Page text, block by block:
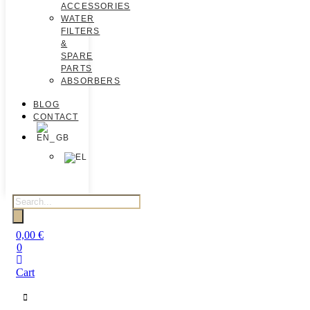
ACCESSORIES
WATER
FILTERS
&
SPARE
PARTS
ABSORBERS
BLOG
CONTACT
0,00 €
0
Cart